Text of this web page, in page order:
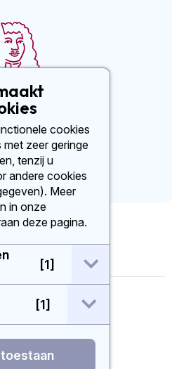
cookies
zeer geringe
tenzij u
andere cookies
Meer
in onze
deze pagina.
[1] open / sluit
[1] open / sluit